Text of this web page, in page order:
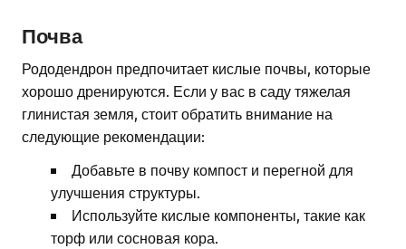
Почва
Рододендрон предпочитает кислые почвы, которые
хорошо дренируются. Если у вас в саду тяжелая
глинистая земля, стоит обратить внимание на
следующие рекомендации:
Добавьте в почву компост и перегной для
улучшения структуры.
Используйте кислые компоненты, такие как
торф или сосновая кора.